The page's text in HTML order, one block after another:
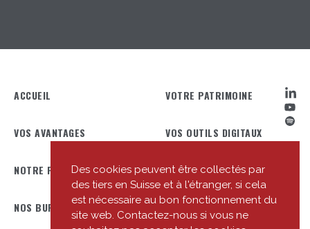
Des cookies peuvent être collectés par
des tiers en Suisse et à l'étranger, si cela
est nécessaire au bon fonctionnement du
site web. Contactez-nous si vous ne
ACCUEIL VOTRE PATRIMOINE
VOS AVANTAGES VOS OUTILS DIGITAUX
NOTRE PROFIL NOTRE ÉQUIPE
NOS BUREAUX NOTRE ACTUALITÉ